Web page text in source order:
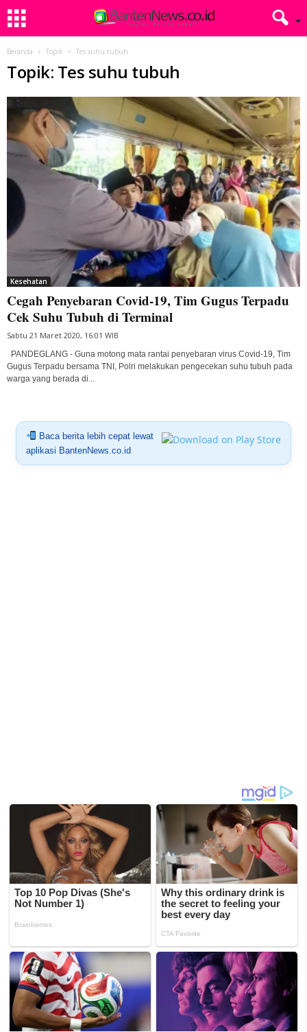
Beranda Topik Tes suhu tubuh
Topik: Tes suhu tubuh
Kesehatan
Cegah Penyebaran Covid-19, Tim Gugus Terpadu
Cek Suhu Tubuh di Terminal
Sabtu 21 Maret 2020, 16:01 WIB
PANDEGLANG - Guna motong mata rantai penyebaran virus Covid-19, Tim
Gugus Terpadu bersama TNI, Polri melakukan pengecekan suhu tubuh pada
warga yang berada di...
Baca berita lebih cepat lewat
aplikasi BantenNews.co.id